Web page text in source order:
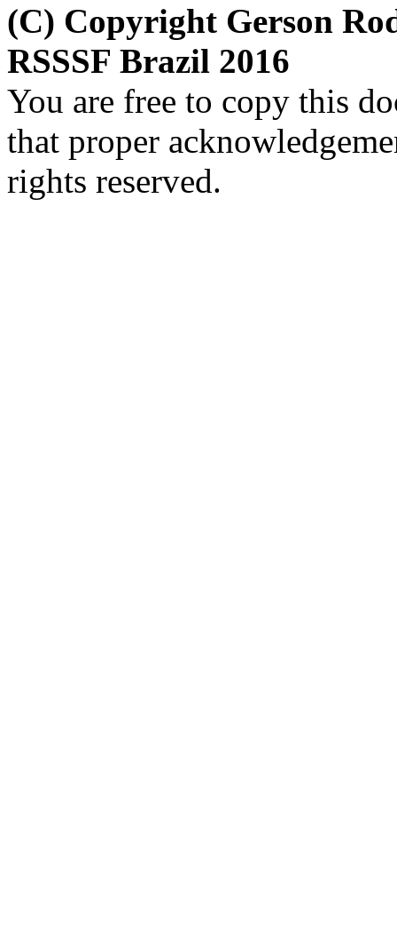
(C) Copyright Gerson
RSSSF Brazil 2016
You are free to copy this
that proper
rights reserved.